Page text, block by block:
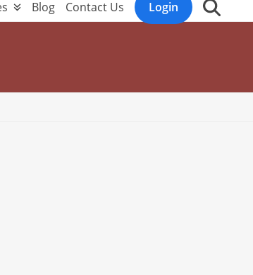
Blog Contact Us Login